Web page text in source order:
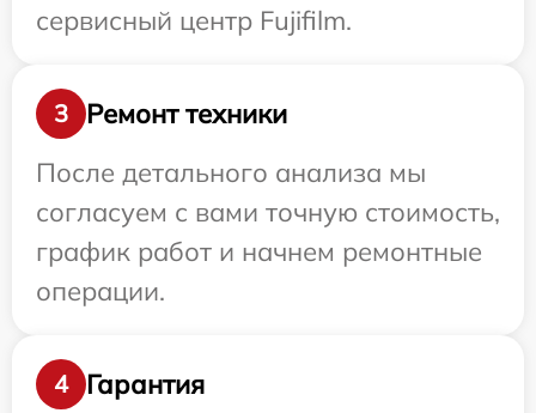
сервисный центр Fujifilm.
3
Ремонт техники
После детального анализа мы
согласуем с вами точную стоимость,
график работ и начнем ремонтные
операции.
4 Гарантия